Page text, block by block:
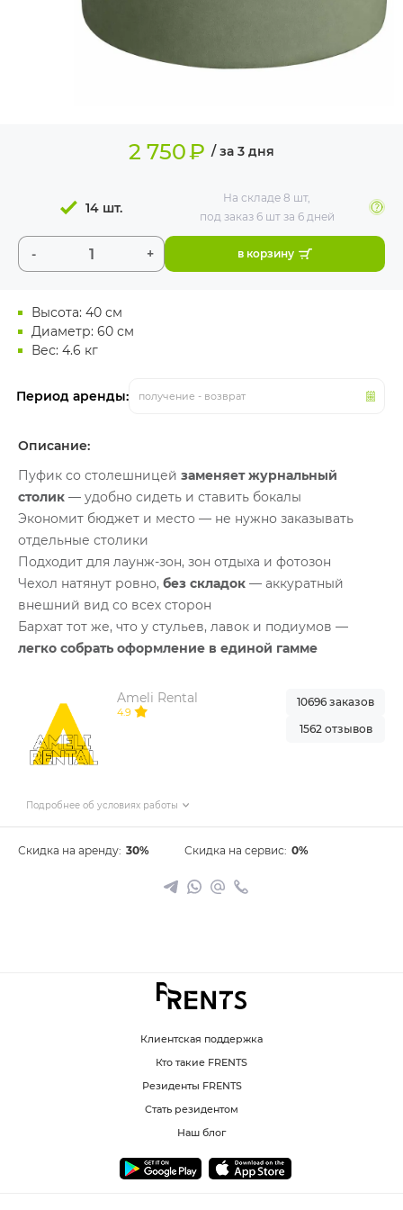
ИЗДЕЛИЯ ДЛЯ
Высота: 40 см
Диаметр: 60 см
Вес: 4.6 кг
Период аренды: получение - возврат
2 750₽ / за 3 дня
- +
14 шт.
На складе8 шт,
под заказ 6 штза 6 дней
в корзину
Описание:
Пуфик со столешницей заменяет журнальный
столик — удобно сидеть и ставить бокалы
Экономит бюджет и место — не нужно заказывать
отдельные столики
Подходит для лаунж-зон, зон отдыха и фотозон
Чехол натянут ровно, без складок — аккуратный
внешний вид со всех сторон
Бархат тот же, что у стульев, лавок и подиумов —
легко собрать оформление в единой гамме
Ameli Rental
4.9
Подробнее об условиях работы
10696 заказов
1562 отзывов
Скидка на аренду: 30% Скидка на сервис: 0%
Клиентская поддержка
Кто такие FRENTS
Резиденты FRENTS
Стать резидентом
Наш блог